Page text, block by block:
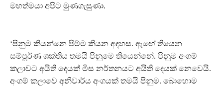
මහත්මයා අපිට මුණගැසුණා.
‘පිනුම කියන්නෙ පිම්ම කියන අදහස. ඇඟේ තියෙන
සම්පූර්ණ ශක්තිය තමයි පිනුමෙ තියෙන්නේ. පිනුම අංගම්
කලාවට අයිති දෙයක් මිස නර්තනයට අයිති දෙයක් නෙවෙයි.
අංගම් කලාවෙ අනිවාර්ය අංගයක් තමයි පිනුම. බොහොම